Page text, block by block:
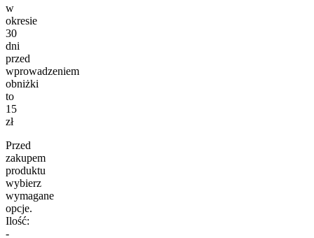
w
okresie
30
dni
przed
wprowadzeniem
obniżki
to
15
zł
Przed
zakupem
produktu
wybierz
wymagane
opcje.
Ilość:
-